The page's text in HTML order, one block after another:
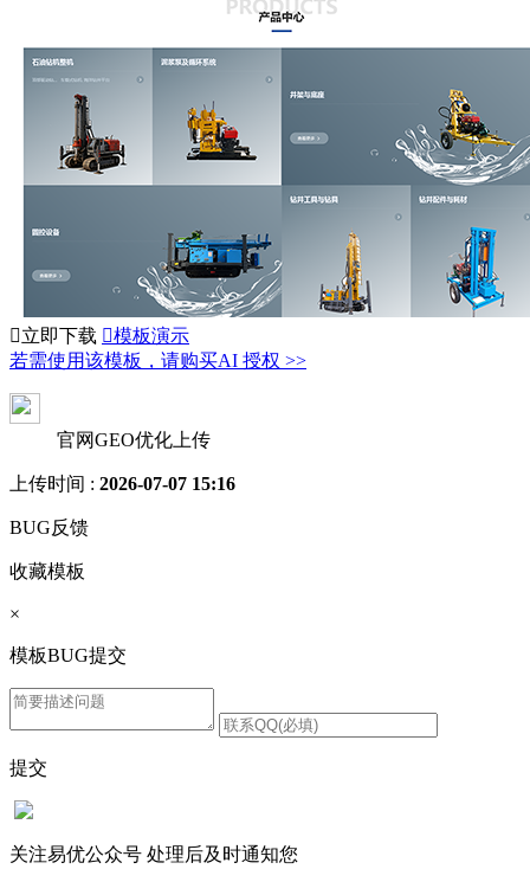
立即下载 模板演示
若需使用该模板，请购买AI 授权 >>
官网GEO优化上传
上传时间 : 2026-07-07 15:16
BUG反馈
收藏模板
×
模板BUG提交
提交
关注易优公众号 处理后及时通知您